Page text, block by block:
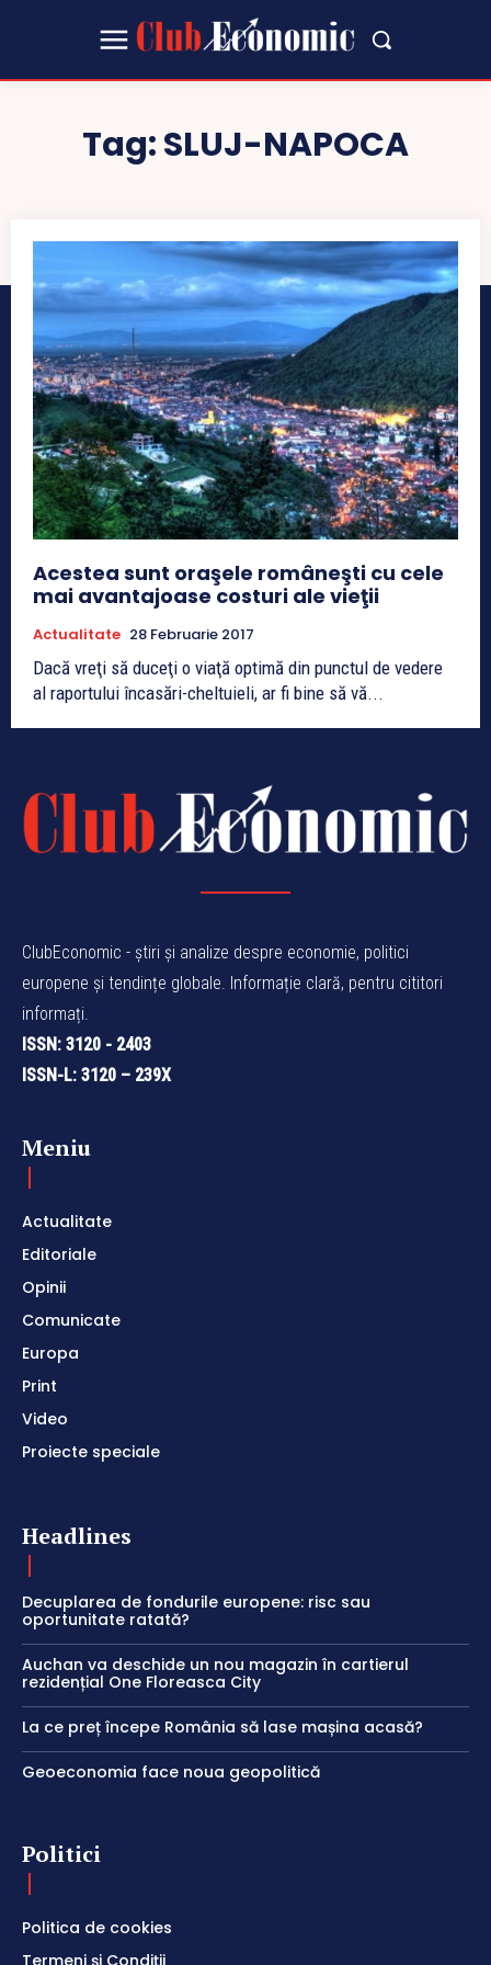
Tag:SLUJ-NAPOCA
Acestea sunt oraşele româneşti cu cele
mai avantajoase costuri ale vieţii
Actualitate 28 Februarie 2017
Dacă vreţi să duceţi o viaţă optimă din punctul de vedere
al raportului încasări-cheltuieli, ar fi bine să vă...
ClubEconomic - știri și analize despre economie, politici
europene și tendințe globale. Informație clară, pentru cititori
informați.
ISSN: 3120 - 2403
ISSN-L: 3120 – 239X
Meniu
Actualitate
Editoriale
Opinii
Comunicate
Europa
Print
Video
Proiecte speciale
Headlines
Decuplarea de fondurile europene: risc sau
oportunitate ratată?
Auchan va deschide un nou magazin în cartierul
rezidențial One Floreasca City
La ce preț începe România să lase mașina acasă?
Geoeconomia face noua geopolitică
Politici
Politica de cookies
Termeni și Condiții